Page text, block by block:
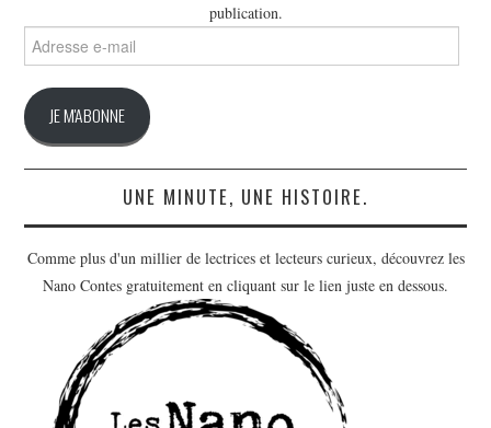
publication.
e-
JE M'ABONNE
UNE MINUTE, UNE HISTOIRE.
Comme plus d'un millier de lectrices et lecteurs curieux, découvrez les
Nano Contes gratuitement en cliquant sur le lien juste en dessous.